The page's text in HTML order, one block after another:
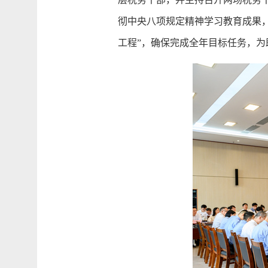
彻中央八项规定精神学习教育成果
工程”，确保完成全年目标任务，